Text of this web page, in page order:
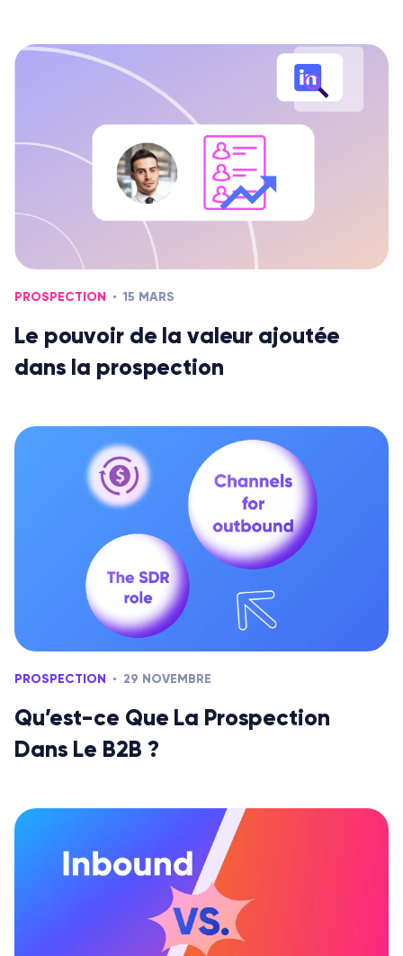
PROSPECTION 15 MARS
Le pouvoir de la valeur ajoutée
dans la prospection
PROSPECTION 29 NOVEMBRE
Qu’est-ce Que La Prospection
Dans Le B2B ?